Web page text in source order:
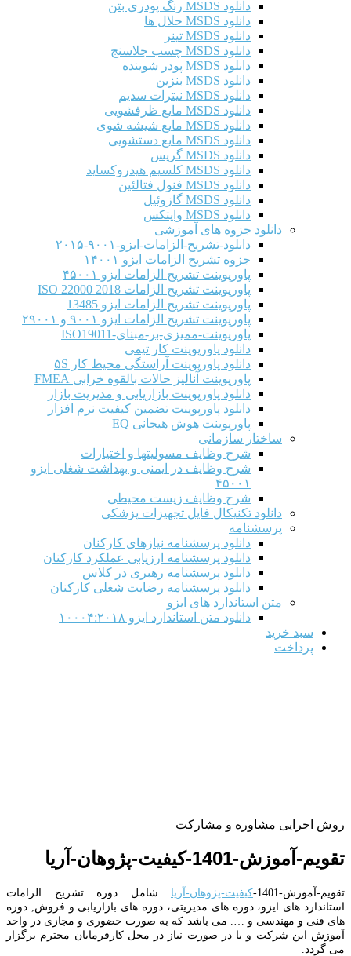
دانلود MSDS رنگ پودری بتن
دانلود MSDS حلال ها
دانلود MSDS تینر
دانلود MSDS چسب جلاسنج
دانلود MSDS پودر شوینده
دانلود MSDS بنزین
دانلود MSDS نیترات سدیم
دانلود MSDS مایع ظرفشویی
دانلود MSDS مایع شیشه شوی
دانلود MSDS مایع دستشویی
دانلود MSDS گریس
دانلود MSDS کلسیم هیدروکساید
دانلود MSDS فنول فتالئین
دانلود MSDS گازوئیل
دانلود MSDS وایتکس
دانلود جزوه های آموزشی
دانلود-تشریح-الزامات-ایزو-۹۰۰۱-۲۰۱۵
جزوه تشریح الزامات ایزو ۱۴۰۰۱
پاورپوینت تشریح الزامات ایزو ۴۵۰۰۱
پاورپوینت تشریح الزامات ISO 22000 2018
پاورپوینت تشریح الزامات ایزو 13485
پاورپوینت تشریح الزامات ایزو ۹۰۰۱ و ۲۹۰۰۱
پاورپوینت-ممیزی-بر-مبنای-ISO19011
دانلود پاورپوینت کار تیمی
دانلود پاورپوینت آراستگی محیط کار ۵S
پاورپوینت آنالیز حالات بالقوه خرابی FMEA
دانلود پاورپوینت بازاریابی و مدیریت بازار
دانلود پاورپوینت تضمین کیفیت نرم افزار
پاورپوینت هوش هیجانی EQ
ساختار سازمانی
شرح وظايف مسوليتها و اختيارات
شرح وظایف در ایمنی و بهداشت شغلی ایزو
۴۵۰۰۱
شرح وظایف زیست محیطی
دانلود تکنیکال فایل تجهیزات پزشکی
پرسشنامه
دانلود پرسشنامه نیازهای کارکنان
دانلود پرسشنامه ارزیابی عملکرد کارکنان
دانلود پرسشنامه رهبری در کلاس
دانلود پرسشنامه رضایت شغلی کارکنان
متن استاندارد های ایزو
دانلود متن استاندارد ایزو ۱۰۰۰۴:۲۰۱۸
سبد خرید
پرداخت
روش اجرایی مشاوره و مشارکت
تقویم-آموزش-1401-کیفیت-پژوهان-آریا
تقویم-آموزش-1401- کیفیت-پژوهان-آریا شامل دوره تشریح الزامات
استاندارد های ایزو، دوره های مدیریتی، دوره های بازاریابی و فروش, دوره
های فنی و مهندسی و …. می باشد که به صورت حضوری و مجازی در واحد
آموزش این شرکت و یا در صورت نیاز در محل کارفرمایان محترم برگزار
می گردد.